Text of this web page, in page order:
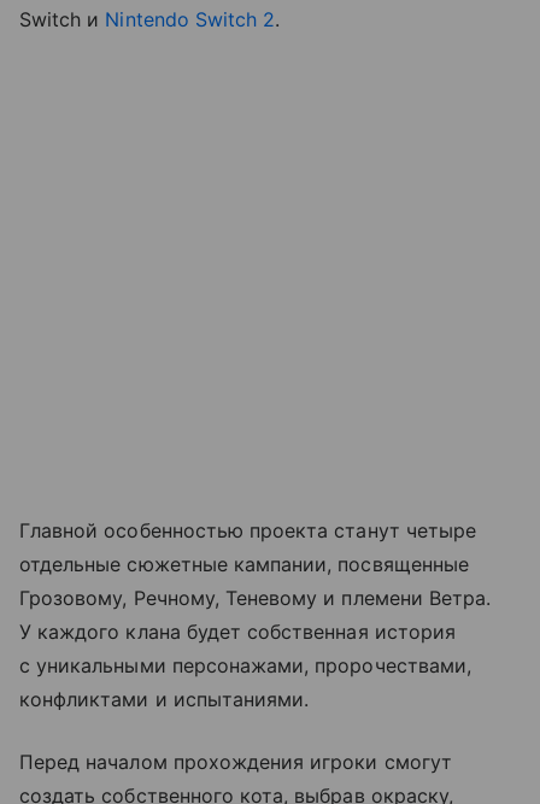
Switch и Nintendo Switch 2.
Главной особенностью проекта станут четыре
отдельные сюжетные кампании, посвященные
Грозовому, Речному, Теневому и племени Ветра.
У каждого клана будет собственная история
с уникальными персонажами, пророчествами,
конфликтами и испытаниями.
Перед началом прохождения игроки смогут
создать собственного кота, выбрав окраску,